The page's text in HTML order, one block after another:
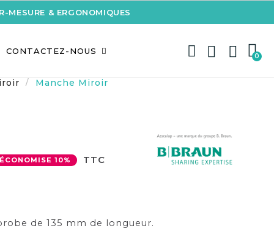
MESURE & ERGONOMIQUES
CONTACTEZ-NOUS
Manche Miroir
ÉCONOMISE 10% TTC
de 135 mm de longueur.